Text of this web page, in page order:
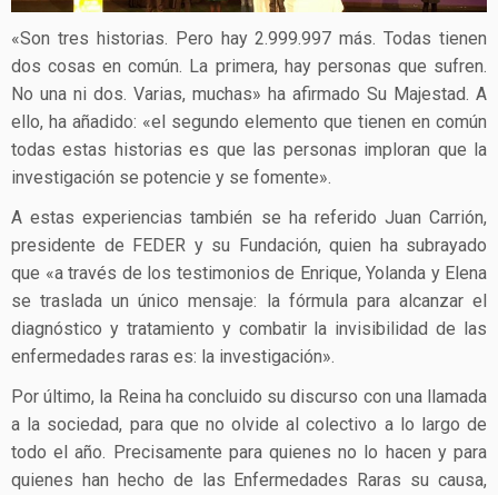
«Son tres historias. Pero hay 2.999.997 más. Todas tienen
dos cosas en común. La primera, hay personas que sufren.
No una ni dos. Varias, muchas» ha afirmado Su Majestad. A
ello, ha añadido: «el segundo elemento que tienen en común
todas estas historias es que las personas imploran que la
investigación se potencie y se fomente».
A estas experiencias también se ha referido Juan Carrión,
presidente de FEDER y su Fundación, quien ha subrayado
que «a través de los testimonios de Enrique, Yolanda y Elena
se traslada un único mensaje: la fórmula para alcanzar el
diagnóstico y tratamiento y combatir la invisibilidad de las
enfermedades raras es: la investigación».
Por último, la Reina ha concluido su discurso con una llamada
a la sociedad, para que no olvide al colectivo a lo largo de
todo el año. Precisamente para quienes no lo hacen y para
quienes han hecho de las Enfermedades Raras su causa,